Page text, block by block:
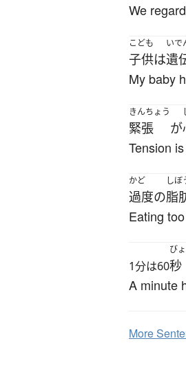
We
こども
子供は
いで
遺
My baby
きんちょう
緊張 が
Tension
かど
過度の
しぼ
脂
Eating
1分は60
び
秒
A minute
MoreS